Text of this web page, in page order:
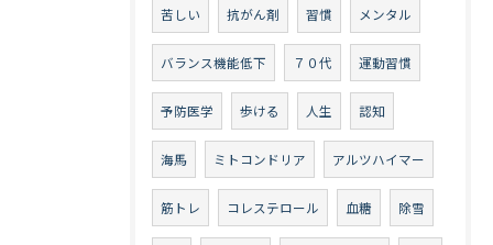
苦しい 抗がん剤 習慣 メンタル
バランス機能低下 ７０代 運動習慣
予防医学 歩ける 人生 認知
海馬 ミトコンドリア アルツハイマー
筋トレ コレステロール 血糖 除雪